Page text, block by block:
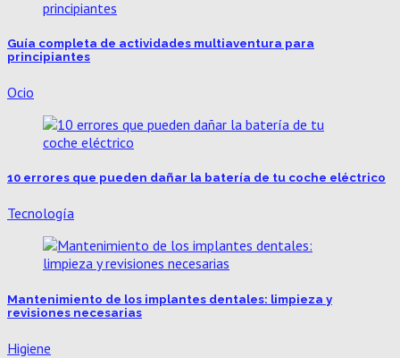
Guía completa de actividades multiaventura para
principiantes
Ocio
10 errores que pueden dañar la batería de tu coche eléctrico
Tecnología
Mantenimiento de los implantes dentales: limpieza y
revisiones necesarias
Higiene